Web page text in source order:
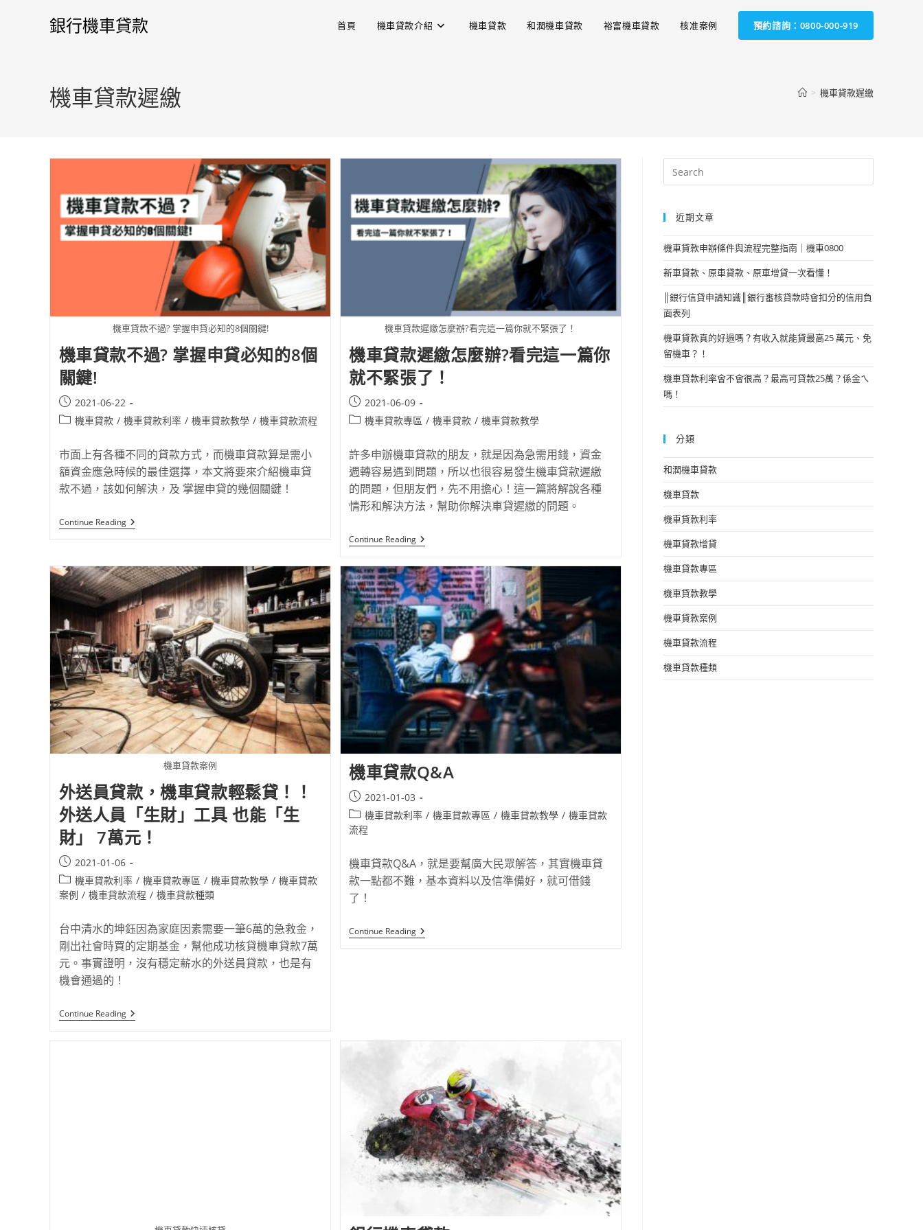
銀行機車貸款 首頁 機車貸款介紹 機車貸款 和潤機車貸款 裕富機車貸款 核准案例 預約諮詢：0800-000-919
機車貸款遲繳 > 機車貸款遲繳
機車貸款不過? 掌握申貸必知的8個關鍵!
機車貸款不過? 掌握申貸必知的8個
關鍵!
2021-06-22
機車貸款 / 機車貸款利率 / 機車貸款教學 / 機車貸款流程
市面上有各種不同的貸款方式，而機車貸款算是需小
額資金應急時候的最佳選擇，本文將要來介紹機車貸
款不過，該如何解決，及 掌握申貸的幾個關鍵！
Continue Reading
機車貸款遲繳怎麼辦?看完這一篇你就不緊張了！
機車貸款遲繳怎麼辦?看完這一篇你
就不緊張了！
2021-06-09
機車貸款專區 / 機車貸款 / 機車貸款教學
許多申辦機車貸款的朋友，就是因為急需用錢，資金
週轉容易遇到問題，所以也很容易發生機車貸款遲繳
的問題，但朋友們，先不用擔心！這一篇將解說各種
情形和解決方法，幫助你解決車貸遲繳的問題。
Continue Reading
機車貸款案例
外送員貸款，機車貸款輕鬆貸！！
外送人員「生財」工具 也能「生
財」 7萬元！
2021-01-06
機車貸款利率 / 機車貸款專區 / 機車貸款教學 / 機車貸款
案例 / 機車貸款流程 / 機車貸款種類
台中清水的坤鈺因為家庭因素需要一筆6萬的急救金，
剛出社會時買的定期基金，幫他成功核貸機車貸款7萬
元。事實證明，沒有穩定薪水的外送員貸款，也是有
機會通過的！
Continue Reading
機車貸款Q&A
2021-01-03
機車貸款利率 / 機車貸款專區 / 機車貸款教學 / 機車貸款
流程
機車貸款Q&A，就是要幫廣大民眾解答，其實機車貸
款一點都不難，基本資料以及信準備好，就可借錢
了！
Continue Reading
近期文章
機車貸款申辦條件與流程完整指南｜機車0800
新車貸款、原車貸款、原車增貸一次看懂！
║銀行信貸申請知識║銀行審核貸款時會扣分的信用負
面表列
機車貸款真的好過嗎？有收入就能貸最高25 萬元、免
留機車？！
機車貸款利率會不會很高？最高可貸款25萬？係金ㄟ
嗎！
分類
和潤機車貸款
機車貸款
機車貸款利率
機車貸款增貸
機車貸款專區
機車貸款教學
機車貸款案例
機車貸款流程
機車貸款種類